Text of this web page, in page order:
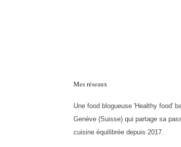
Mes réseaux
Une food blogueuse 'Healthy food'
Genève (Suisse) qui partage sa
cuisine équilibrée depuis 2017.